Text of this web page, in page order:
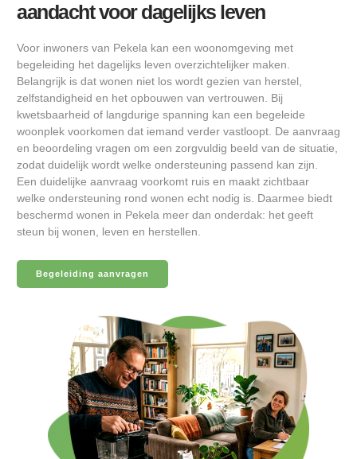
aandacht voor dagelijks leven
Voor inwoners van Pekela kan een woonomgeving met
begeleiding het dagelijks leven overzichtelijker maken.
Belangrijk is dat wonen niet los wordt gezien van herstel,
zelfstandigheid en het opbouwen van vertrouwen. Bij
kwetsbaarheid of langdurige spanning kan een begeleide
woonplek voorkomen dat iemand verder vastloopt. De aanvraag
en beoordeling vragen om een zorgvuldig beeld van de situatie,
zodat duidelijk wordt welke ondersteuning passend kan zijn.
Een duidelijke aanvraag voorkomt ruis en maakt zichtbaar
welke ondersteuning rond wonen echt nodig is. Daarmee biedt
beschermd wonen in Pekela meer dan onderdak: het geeft
steun bij wonen, leven en herstellen.
Begeleiding aanvragen